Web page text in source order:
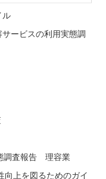
ル
ービスの利用実態調
調査報告 理容業
向上を図るためのガイ